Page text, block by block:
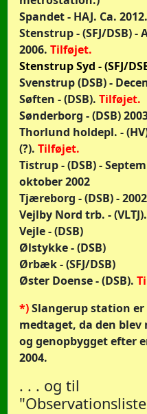
Spandet - HAJ. Ca.
Stenstrup - (SFJ/DSB) -
2006. Tilføjet.
Stenstrup Syd - (SFJ/
Svenstrup (DSB) -
Søften - (DSB). Tilføjet.
Sønderborg - (DSB)
Thorlund holdepl. -
(?). Tilføjet.
Tistrup - (DSB) -
oktober 2002
Tjæreborg - (DSB) -
Vejlby Nord trb. -
Vejle - (DSB)
Ølstykke - (DSB)
Ørbæk - (SFJ/DSB)
Øster Doense - (DSB).
*)Slangerup station
medtaget, da den blev
og genopbygget efter
2004.
. . . og til